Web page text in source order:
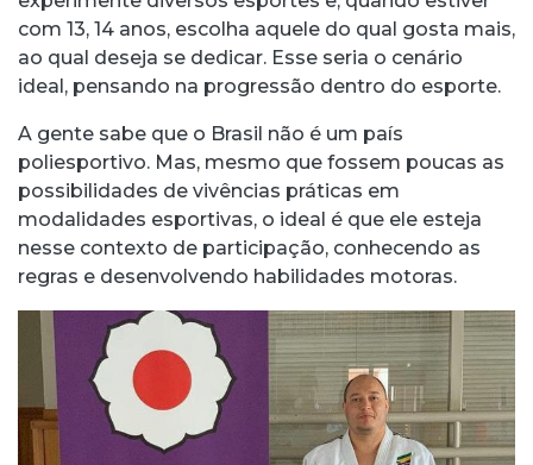
com 13, 14 anos, escolha aquele do qual gosta mais,
ao qual deseja se dedicar. Esse seria o cenário
ideal, pensando na progressão dentro do esporte.
A gente sabe que o Brasil não é um país
poliesportivo. Mas, mesmo que fossem poucas as
possibilidades de vivências práticas em
modalidades esportivas, o ideal é que ele esteja
nesse contexto de participação, conhecendo as
regras e desenvolvendo habilidades motoras.